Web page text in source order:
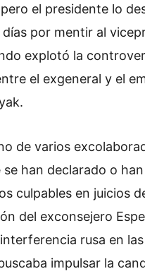
el presidente lo
por mentir al
explotó la
el exgeneral y el
de varios
se han declarado o
culpables en juicios
del exconsejero
rusa en
impulsar la